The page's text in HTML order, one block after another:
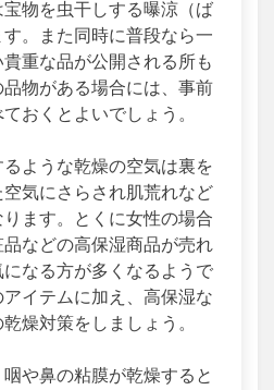
物を虫干しする曝涼（ば
。また同時に普段なら一
重な品が公開される所も
物がある場合には、事前
おくとよいでしょう。
ような乾燥の空気は裏を
気にさらされ肌荒れなど
ます。とくに女性の場合
などの高保湿商品が売れ
なる方が多くなるようで
イテムに加え、高保湿な
燥対策をしましょう。
や鼻の粘膜が乾燥すると